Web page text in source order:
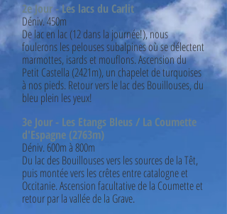
2e Jour - Les lacs du Carlit
Déniv. 450m
De lac en lac (12 dans la journée!), nous
foulerons les pelouses subalpines où se délectent
marmottes, isards et mouflons. Ascension du
Petit Castella (2421m), un chapelet de turquoises
à nos pieds. Retour vers le lac des Bouillouses, du
bleu plein les yeux!
3e Jour - Les Etangs Bleus / La Coumette
d'Espagne (2763m)
Déniv. 600m à 800m
Du lac des Bouillouses vers les sources de la Têt,
puis montée vers les crêtes entre catalogne et
Occitanie. Ascension facultative de la Coumette et
retour par la vallée de la Grave.